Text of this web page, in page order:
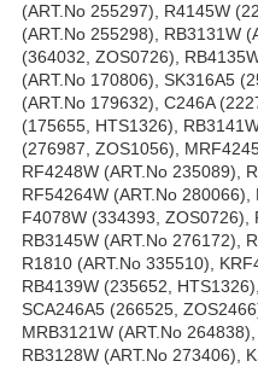
(ART.No 255297), R4145W
(ART.No 255298), RB3131W
(364032, ZOS0726),
(ART.No 170806), SK316A5
(ART.No 179632), C246A
(175655, HTS1326),
(276987, ZOS1056),
RF4248W (ART.No 235089),
RF54264W (ART.No
F4078W (334393, ZOS0726),
RB3145W (ART.No 276172),
R1810 (ART.No 335510),
RB4139W (235652,
SCA246A5 (266525,
MRB3121W (ART.No
RB3128W (ART.No 273406),